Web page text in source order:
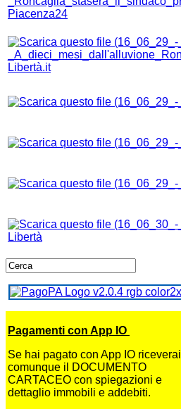
Piacenza24
Libertà.it
Libertà
Pagamenti con App IO
Se hai pagato con App IO riceverai
comunque il DOCUMENTO
CARTACEO con spiegazioni e
dettaglio immobili e addebiti.